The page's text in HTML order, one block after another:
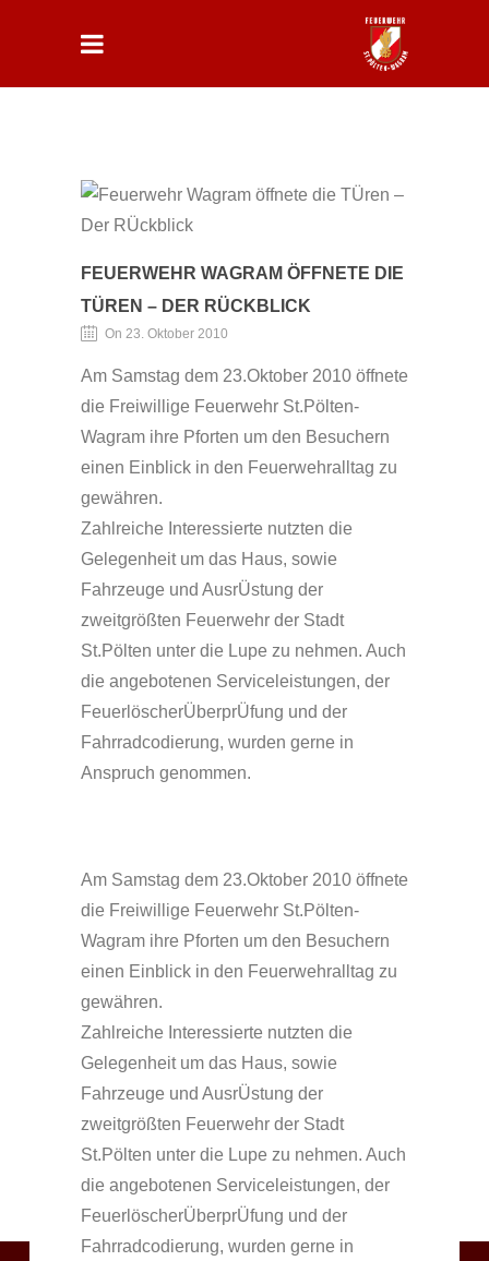
FEUERWEHR WAGRAM ÖFFNETE DIE
TÜREN – DER RÜCKBLICK
On 23. Oktober 2010
Am Samstag dem 23.Oktober 2010 öffnete
die Freiwillige Feuerwehr St.Pölten-
Wagram ihre Pforten um den Besuchern
einen Einblick in den Feuerwehralltag zu
gewähren.
Zahlreiche Interessierte nutzten die
Gelegenheit um das Haus, sowie
Fahrzeuge und AusrÜstung der
zweitgrößten Feuerwehr der Stadt
St.Pölten unter die Lupe zu nehmen. Auch
die angebotenen Serviceleistungen, der
FeuerlöscherÜberprÜfung und der
Fahrradcodierung, wurden gerne in
Anspruch genommen.
Am Samstag dem 23.Oktober 2010 öffnete
die Freiwillige Feuerwehr St.Pölten-
Wagram ihre Pforten um den Besuchern
einen Einblick in den Feuerwehralltag zu
gewähren.
Zahlreiche Interessierte nutzten die
Gelegenheit um das Haus, sowie
Fahrzeuge und AusrÜstung der
zweitgrößten Feuerwehr der Stadt
St.Pölten unter die Lupe zu nehmen. Auch
die angebotenen Serviceleistungen, der
FeuerlöscherÜberprÜfung und der
Fahrradcodierung, wurden gerne in